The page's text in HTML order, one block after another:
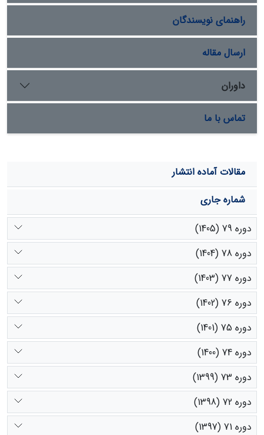
5/6 درصد از رسوبات ورودی، در رده­های بعد قرار گرفته­اند.
گورپی با اشتراک 80 درصد از رسوبات ورودی، بیشترین سهم را
این اندازه به سایر سازندها اختصاص دارد.
راهنمای نویسندگان
ارسال مقاله
داوران
تماس با ما
مقالات آماده انتشار
شماره جاری
دوره 79 (1405)
دوره 78 (1404)
دوره 77 (1403)
دوره 76 (1402)
دوره 75 (1401)
دوره 74 (1400)
دوره 73 (1399)
دوره 72 (1398)
دوره 71 (1397)